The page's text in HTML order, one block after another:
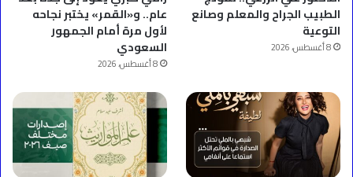
الطبيب الجراح والمعلم وصانع
التوعية
8 أغسطس، 2026
عام.. و«القمر» يختبر نجاحه
لأول مرة أمام الجمهور
السعودي
8 أغسطس، 2026